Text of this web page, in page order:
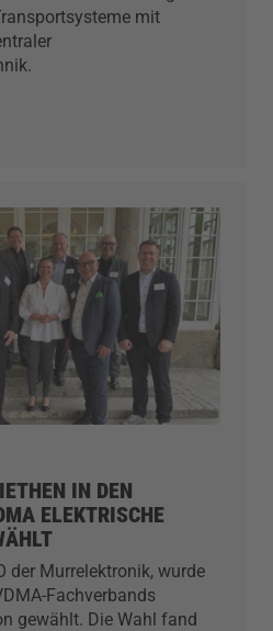
mit
IN DEN
ELEKTRISCHE
der Murrelektronik, wurde
Fachverbands
gewählt. Die Wahl fand